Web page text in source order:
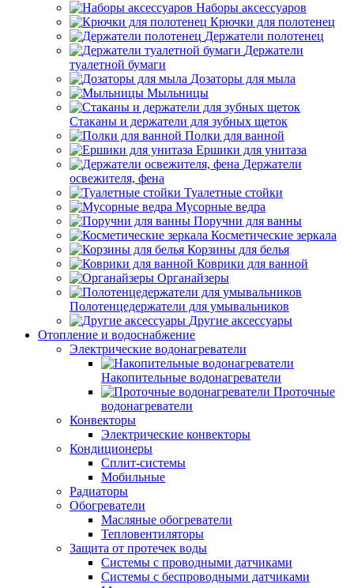
Наборы аксессуаров
Крючки для полотенец
Держатели полотенец
Держатели
туалетной бумаги
Дозаторы для мыла
Мыльницы
Стаканы и держатели для зубных щеток
Полки для ванной
Ершики для унитаза
Держатели
освежителя, фена
Туалетные стойки
Мусорные ведра
Поручни для ванны
Косметические зеркала
Корзины для белья
Коврики для ванной
Органайзеры
Полотенцедержатели для умывальников
Другие аксессуары
Отопление и водоснабжение
Электрические водонагреватели
Накопительные водонагреватели
Проточные
водонагреватели
Конвекторы
Электрические конвекторы
Кондиционеры
Сплит-системы
Мобильные
Радиаторы
Обогреватели
Масляные обогреватели
Тепловентиляторы
Защита от протечек воды
Системы с проводными датчиками
Системы с беспроводными датчиками